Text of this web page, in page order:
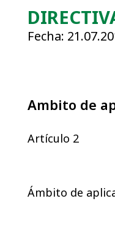
Fecha:
Ambito de
Artículo 2
Ámbito de